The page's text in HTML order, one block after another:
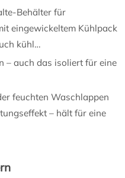
Behälter für
eingewickeltem Kühlpack
kühl…
– auch das isoliert für eine
feuchten Waschlappen
– hält für eine